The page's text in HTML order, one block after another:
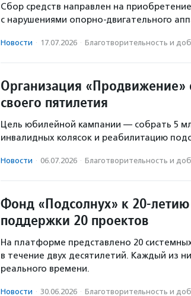
Сбор средств направлен на
с нарушениями опорно-двигательного
Новости · 17.07.2026 · Благотвори­тель­ность и
Организация «Продвижение»
своего пятилетия
Цель юбилейной кампании — собрать 5
инвалидных колясок и реабилитацию
Новости · 06.07.2026 · Благотвори­тель­ность и
Фонд «Подсолнух» к 20-
поддержки 20 проектов
На платформе представлено 20
в течение двух десятилетий. Каждый из
реального времени.
Новости · 30.06.2026 · Благотвори­тель­ность и